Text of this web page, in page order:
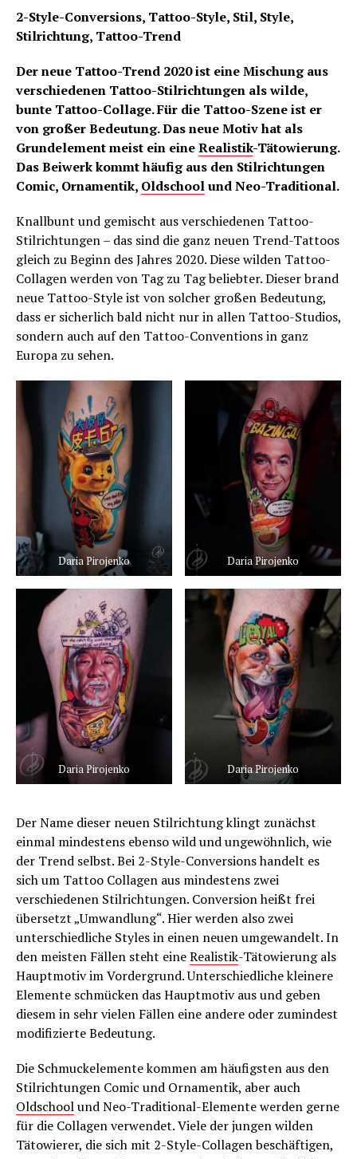
2-Style-Conversions, Tattoo-Style, Stil, Style,
Stilrichtung, Tattoo-Trend
Der neue Tattoo-Trend 2020 ist eine Mischung aus
verschiedenen Tattoo-Stilrichtungen als wilde,
bunte Tattoo-Collage. Für die Tattoo-Szene ist er
von großer Bedeutung. Das neue Motiv hat als
Grundelement meist ein eineRealistik-Tätowierung.
Das Beiwerk kommt häufig aus den Stilrichtungen
Comic, Ornamentik, Oldschoolund Neo-Traditional.
Knallbunt und gemischt aus verschiedenen Tattoo-
Stilrichtungen – das sind die ganz neuen Trend-Tattoos
gleich zu Beginn des Jahres 2020. Diese wilden Tattoo-
Collagen werden von Tag zu Tag beliebter. Dieser brand
neue Tattoo-Style ist von solcher großen Bedeutung,
dass er sicherlich bald nicht nur in allen Tattoo-Studios,
sondern auch auf den Tattoo-Conventions in ganz
Europa zu sehen.
Daria Pirojenko Daria Pirojenko
Daria Pirojenko Daria Pirojenko
Der Name dieser neuen Stilrichtung klingt zunächst
einmal mindestens ebenso wild und ungewöhnlich, wie
der Trend selbst. Bei 2-Style-Conversions handelt es
sich um Tattoo Collagen aus mindestens zwei
verschiedenen Stilrichtungen. Conversion heißt frei
übersetzt „Umwandlung“. Hier werden also zwei
unterschiedliche Styles in einen neuen umgewandelt. In
den meisten Fällen steht eineRealistik-Tätowierung als
Hauptmotiv im Vordergrund. Unterschiedliche kleinere
Elemente schmücken das Hauptmotiv aus und geben
diesem in sehr vielen Fällen eine andere oder zumindest
modifizierte Bedeutung.
Die Schmuckelemente kommen am häufigsten aus den
Stilrichtungen Comic und Ornamentik, aber auch
Oldschoolund Neo-Traditional-Elemente werden gerne
für die Collagen verwendet. Viele der jungen wilden
Tätowierer, die sich mit 2-Style-Collagen beschäftigen,